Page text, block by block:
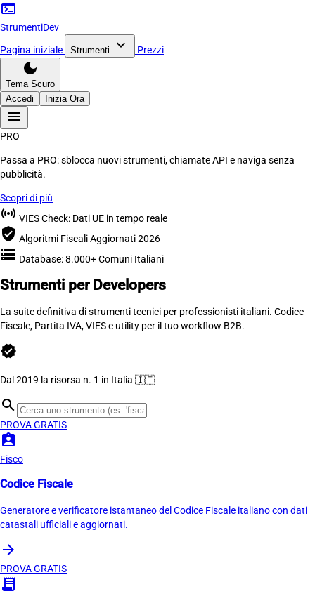
terminal
StrumentiDev
Pagina iniziale
Strumenti expand_more Prezzi
dark_mode
Tema Scuro
Accedi
Inizia Ora
menu
PRO
Passa a PRO:sblocca nuovi strumenti, chiamate API e naviga senza
pubblicità.
Scopri di più
sensors VIES Check: Dati UE in tempo reale
verified_user Algoritmi Fiscali Aggiornati 2026
storage Database: 8.000+ Comuni Italiani
Strumenti per Developers
La suite definitiva di strumenti tecnici per professionisti italiani. Codice
Fiscale, Partita IVA, VIES e utility per il tuo workflow B2B.
verified
Dal 2019 la risorsa n. 1 in Italia 🇮🇹
search
PROVA GRATIS
assignment_ind
Fisco
Codice Fiscale
Generatore e verificatore istantaneo del Codice Fiscale italiano con dati
catastali ufficiali e aggiornati.
arrow_forward
PROVA GRATIS
receipt_long